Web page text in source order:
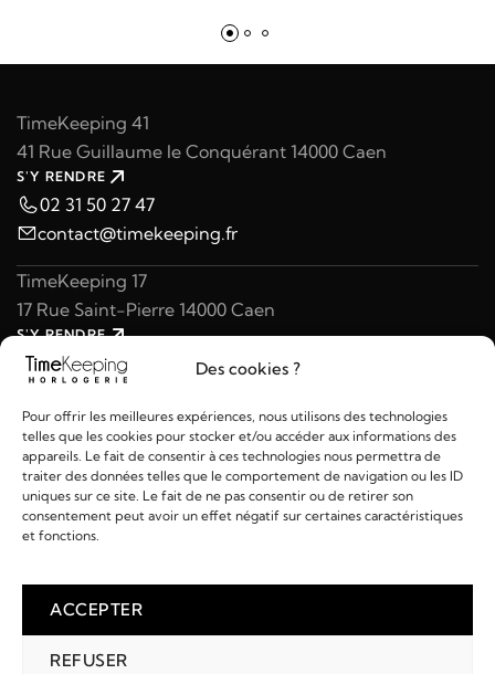
Des cookies ?
Pour offrir les meilleures expériences, nous utilisons des technologies
telles que les cookies pour stocker et/ou accéder aux informations des
appareils. Le fait de consentir à ces technologies nous permettra de
traiter des données telles que le comportement de navigation ou les ID
uniques sur ce site. Le fait de ne pas consentir ou de retirer son
consentement peut avoir un effet négatif sur certaines caractéristiques
et fonctions.
ACCEPTER
REFUSER
TimeKeeping 41
41 Rue Guillaume le Conquérant 14000 Caen
S'Y RENDRE
02 31 50 27 47
contact@timekeeping.fr
TimeKeeping 17
17 Rue Saint-Pierre 14000 Caen
S'Y RENDRE
02 31 47 49 97
contact@timekeeping.fr
Liens utiles
2026 © TIMEKEEPING - Réalisé par